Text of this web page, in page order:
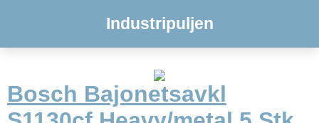
Industripuljen
Bosch Bajonetsavkl